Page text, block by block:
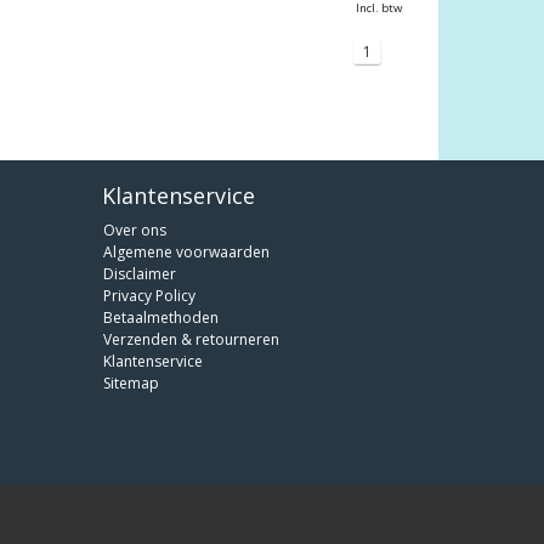
Incl. btw
1
Klantenservice
Over ons
Algemene voorwaarden
Disclaimer
Privacy Policy
Betaalmethoden
Verzenden & retourneren
Klantenservice
Sitemap